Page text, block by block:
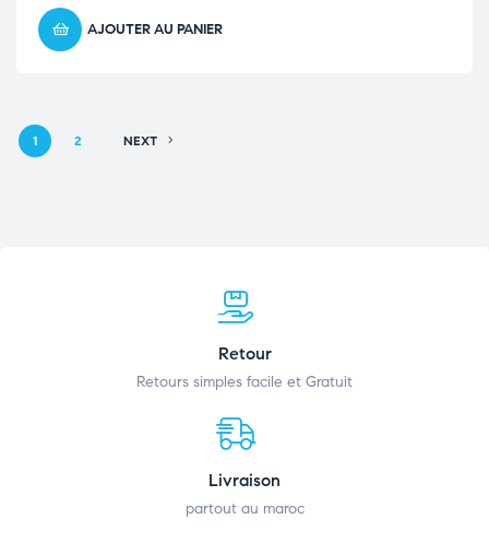
AJOUTER AU PANIER
1 2 NEXT
Retour
Retours simples facile et Gratuit
Livraison
partout au maroc